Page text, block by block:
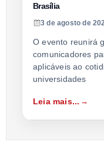
Brasília
3 de agosto de
O evento reunirá
comunicadores
aplicáveis ao
universidades
Leia mais...